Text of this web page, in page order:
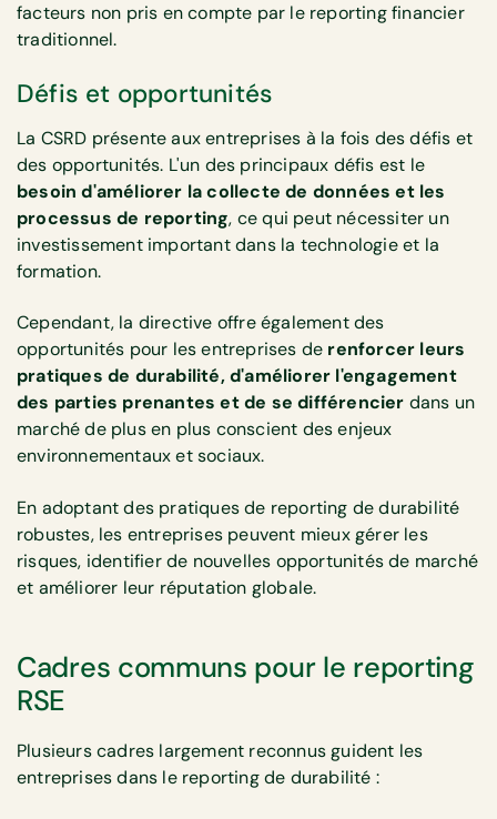
facteurs non pris en compte par le reporting financier
traditionnel.
Défis et opportunités
La CSRD présente aux entreprises à la fois des défis et
des opportunités. L'un des principaux défis est le
besoin d'améliorer la collecte de données et les
processus de reporting, ce qui peut nécessiter un
investissement important dans la technologie et la
formation.
Cependant, la directive offre également des
opportunités pour les entreprises de renforcer leurs
pratiques de durabilité, d'améliorer l'engagement
des parties prenantes et de se différencier dans un
marché de plus en plus conscient des enjeux
environnementaux et sociaux.
En adoptant des pratiques de reporting de durabilité
robustes, les entreprises peuvent mieux gérer les
risques, identifier de nouvelles opportunités de marché
et améliorer leur réputation globale.
Cadres communs pour le reporting
RSE
Plusieurs cadres largement reconnus guident les
entreprises dans le reporting de durabilité :